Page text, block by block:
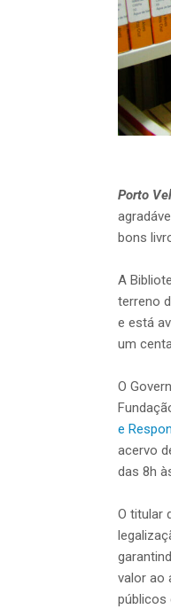
Porto
bons
A
terreno
e está
um
O
e
acervo
das 8h
O titular
valor ao
públicos